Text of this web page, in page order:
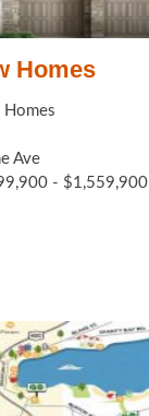
Homes
Homes
Ave
- $1,559,900